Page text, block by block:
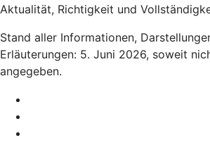
Aktualität, Richtigkeit und
Stand aller Informationen,
Erläuterungen: 5. Juni 2026, soweit
angegeben.